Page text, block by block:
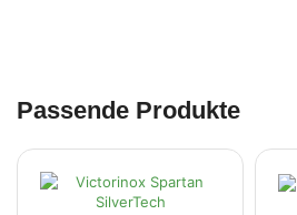
Passende Produkte